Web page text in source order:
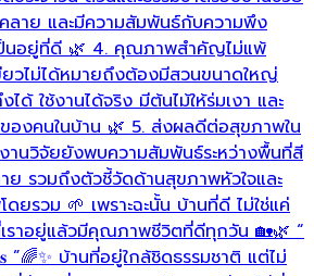
ลาย และมีความสัมพันธ์กับความพึง
ป็นอยู่ที่ดี 🌿 4. คุณภาพสำคัญไม่แพ้
วไม่ได้หมายถึงต้องมีสวนขนาดใหญ่
ด้ ใช้งานได้จริง มีต้นไม้ให้ร่มเงา และ
องคนในบ้าน 🌿 5. ส่งผลดีต่อสุขภาพใน
านวิจัยยังพบความสัมพันธ์ระหว่างพื้นที่สี
ย รวมถึงตัวชี้วัดด้านสุขภาพหัวใจและ
ยรวม 🌱 เพราะฉะนั้น บ้านที่ดี ไม่ใช่แค่
ราอยู่แล้วมีคุณภาพชีวิตที่ดีทุกวัน 🏡🌿 “
”🌈✨ บ้านที่อยู่ใกล้ชิดธรรมชาติ แต่ไม่